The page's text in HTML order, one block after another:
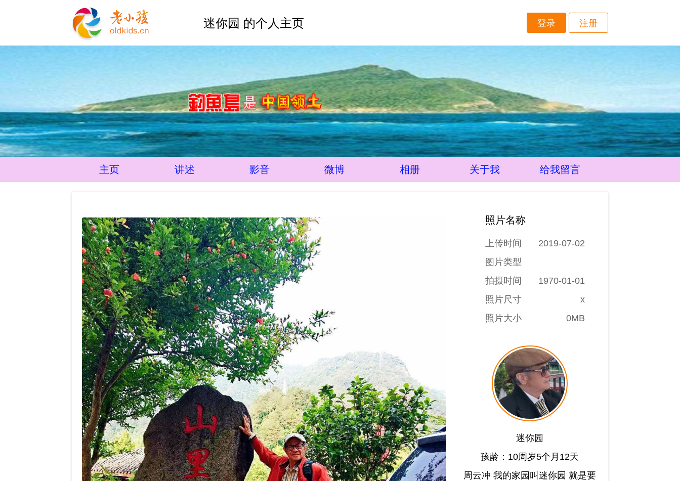
迷你园 的个人主页 登录 注册
主页 讲述 影音 微博 相册 关于我 给我留言
照片名称
上传时间
2019-07-02
图片类型
拍摄时间
1970-01-01
照片尺寸
x
照片大小
0MB
迷你园
孩龄：10周岁5个月12天
周云冲 我的家园叫迷你园 就是要